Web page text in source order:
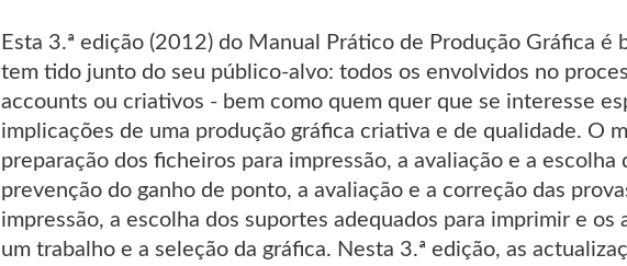
Esta 3.ª edição (2012) do Manual Prático de Produção Gráfica
tem tido junto do seu público-alvo: todos os envolvidos no
accounts ou criativos - bem como quem quer que se interesse
implicações de uma produção gráfica criativa e de qualidade. O
preparação dos ficheiros para impressão, a avaliação e a
prevenção do ganho de ponto, a avaliação e a correção das
impressão, a escolha dos suportes adequados para imprimir e
um trabalho e a seleção da gráfica. Nesta 3.ª edição, as